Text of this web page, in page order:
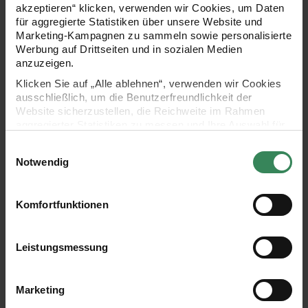
akzeptieren“ klicken, verwenden wir Cookies, um Daten
für aggregierte Statistiken über unsere Website und
Marketing-Kampagnen zu sammeln sowie personalisierte
Werbung auf Drittseiten und in sozialen Medien
anzuzeigen.
Klicken Sie auf „Alle ablehnen“, verwenden wir Cookies
ausschließlich, um die Benutzerfreundlichkeit der
Website sicherzustellen, die Reichweite im Rahmen
Ihre Einwilligung ist freiwillig und kann jederzeit über den
Link „Cookie-Einstellungen“ im Fußbereich der Seite
verwendeten Technologien und den Empfängern der
Daten finden Sie in unserer Datenschutzerklärung.
Notwendig
Komfortfunktionen
Leistungsmessung
Marketing
Strickmühle mit
Summe
22,99 €*
Lieferzeit: ca. 1-3 Werktage